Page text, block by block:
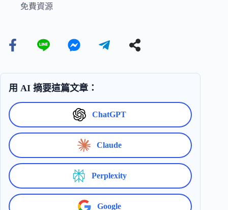
免費資源
用 AI 摘要這篇文章：
ChatGPT
Claude
Perplexity
Google